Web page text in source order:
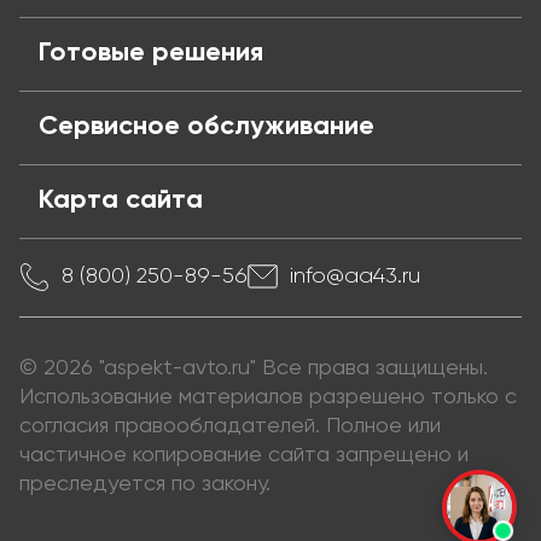
Готовые решения
Сервисное обслуживание
Карта сайта
8 (800) 250-89-56 info@aa43.ru
© 2026 "aspekt-avto.ru" Все права защищены.
Использование материалов разрешено только с
согласия правообладателей. Полное или
частичное копирование сайта запрещено и
преследуется по закону.